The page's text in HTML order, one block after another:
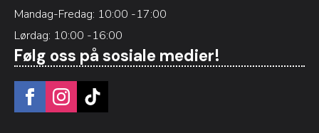
Mandag-Fredag: 10:00 -17:00
Lørdag: 10:00 -16:00
Følg oss på sosiale medier!